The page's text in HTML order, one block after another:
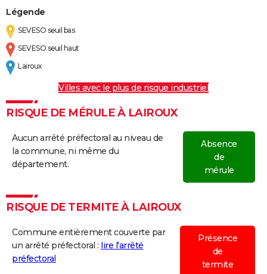
Légende
SEVESO seuil bas
SEVESO seuil haut
Lairoux
Villes avec le plus de risque industriel
RISQUE DE MÉRULE À LAIROUX
Aucun arrêté préfectoral au niveau de
la commune, ni même du
département.
Absence
de
mérule
RISQUE DE TERMITE À LAIROUX
Commune entièrement couverte par
un arrêté préfectoral : lire l'arrêté
préfectoral
Présence
de
termite